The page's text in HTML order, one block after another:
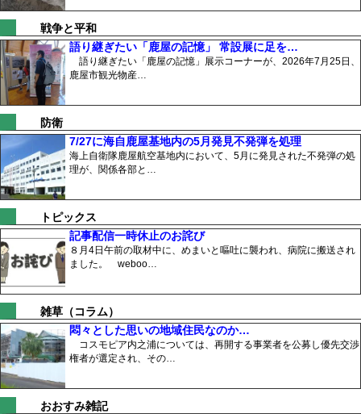
戦争と平和
語り継ぎたい「鹿屋の記憶」 常設展に足を…
語り継ぎたい「鹿屋の記憶」展示コーナーが、2026年7月25日、
鹿屋市観光物産…
防衛
7/27に海自鹿屋基地内の5月発見不発弾を処理
海上自衛隊鹿屋航空基地内において、5月に発見された不発弾の処
理が、関係各部と…
トピックス
記事配信一時休止のお詫び
８月4日午前の取材中に、めまいと嘔吐に襲われ、病院に搬送され
ました。 weboo…
雑草（コラム）
悶々とした思いの地域住民なのか…
コスモピア内之浦については、再開する事業者を公募し優先交渉
権者が選定され、その…
おおすみ雑記